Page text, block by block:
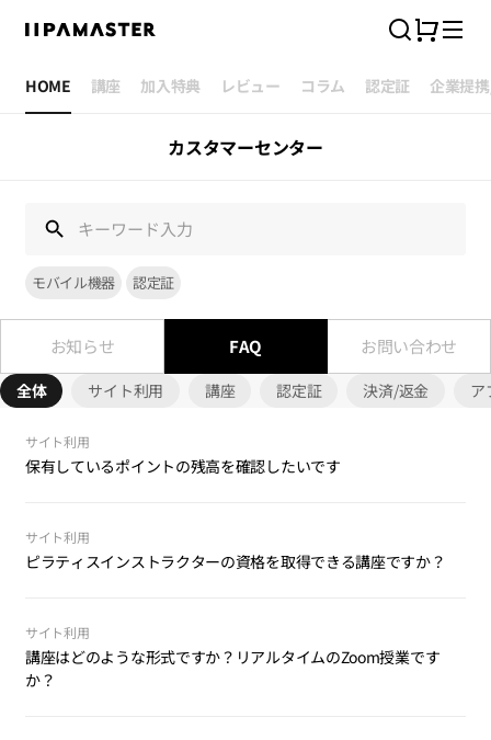
検
索
ー
ニ
ュ
HOME 講座 加入特典 レビュー コラム 認定証 企業提
カスタマーセンター
モバイル機器 認定証
お知らせ FAQ お問い合わせ
全体 サイト利用 講座 認定証 決済/返金 ア
サイト利用
保有しているポイントの残高を確認したいです
[PC機器] ウェブサイト ログイン>ポイント
サイト利用
ピラティスインストラクターの資格を取得できる講座ですか？
せん。 イパマスターはインストラクターの実践的なスキル向上を
運営目的とし、ピラティスインストラクターを目指す方を対象
に、理論と実技を幅広く学べる講座を提供しています。 受講者の
サイト利用
講座はどのような形式ですか？リアルタイムのZoom授業です
か？